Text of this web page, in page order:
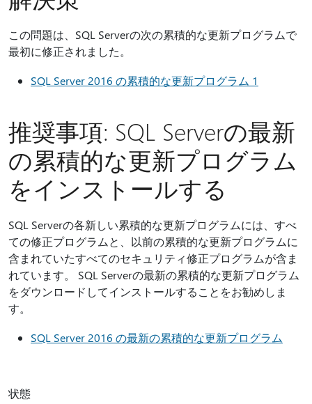
この問題は、SQL Serverの次の累積的な更新プログラムで
最初に修正されました。
SQL Server 2016 の累積的な更新プログラム 1
推奨事項: SQL Serverの最新
の累積的な更新プログラム
をインストールする
SQL Serverの各新しい累積的な更新プログラムには、すべ
ての修正プログラムと、以前の累積的な更新プログラムに
含まれていたすべてのセキュリティ修正プログラムが含ま
れています。 SQL Serverの最新の累積的な更新プログラム
をダウンロードしてインストールすることをお勧めしま
す。
SQL Server 2016 の最新の累積的な更新プログラム
状態